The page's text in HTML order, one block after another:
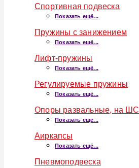
Спортивная подвеска
Показать ещё...
Пружины с занижением
Показать ещё...
Лифт-пружины
Показать ещё...
Регулируемые пружины
Показать ещё...
Опоры развальные, на ШС
Показать ещё...
Аиркапсы
Показать ещё...
Пневмоподвеска